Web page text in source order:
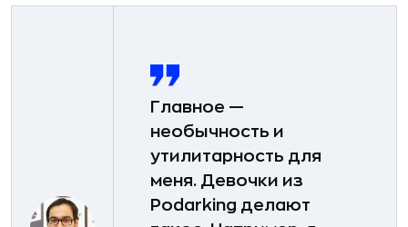
Главное —
необычность и
утилитарность для
меня. Девочки из
Podarking делают